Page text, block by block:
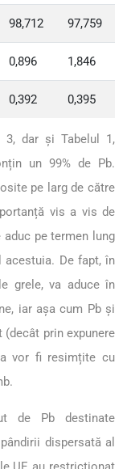
98,712 97,759
0,896 1,846
0,392 0,395
3, dar și Tabelul 1,
un 99% de Pb.
pe larg de către
vis a vis de
pe termen lung
De fapt, în
grele, va aduce în
iar așa cum Pb și
prin expunere
vor fi resimțite cu
de Pb destinate
dispersată al